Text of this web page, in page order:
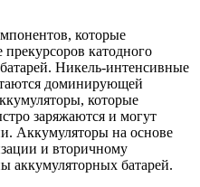
которые
катодного
Никель-интенсивные
доминирующей
которые
заряжаются и могут
Аккумуляторы на основе
и вторичному
аккумуляторных батарей.